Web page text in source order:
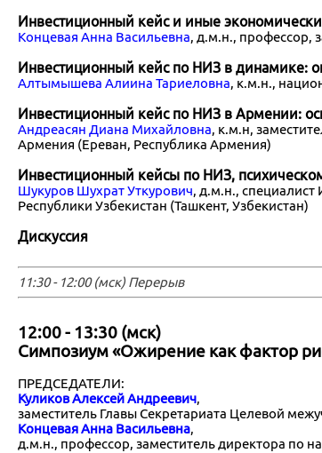
Инвестиционный кейс и иные
Концевая Анна Васильевна, д.м.н., профессор,
Инвестиционный кейс по НИЗ в динамике:
Алтымышева Алиина Тариеловна, к.м.н.,
Инвестиционный кейс по НИЗ в Армении:
Андреасян Диана Михайловна, к.м.н,
Армения (Ереван, Республика Армения)
Инвестиционный кейсы по НИЗ,
Шукуров Шухрат Уткурович, д.м.н., специалист
Республики Узбекистан (Ташкент, Узбекистан)
Дискуссия
11:30 - 12:00 (мск) Перерыв
12:00 - 13:30 (мск)
Симпозиум «Ожирение как фактор
ПРЕДСЕДАТЕЛИ:
Куликов Алексей Андреевич,
заместитель Главы Секретариата Целевой
Концевая Анна Васильевна,
д.м.н., профессор, заместитель директора по